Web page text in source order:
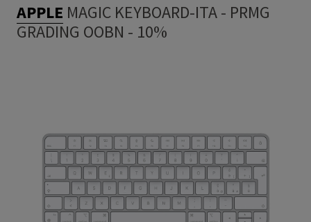
APPLE MAGIC KEYBOARD-ITA- PRMG
GRADING OOBN - 10%